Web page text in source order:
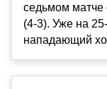
седьмом матче
(4-3). Уже на
нападающий